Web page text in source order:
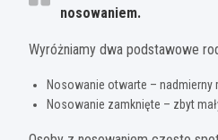
nosowaniem.
Wyróżniamy dwa podstawowe
Nosowanie otwarte –
Nosowanie zamknięte – zbyt